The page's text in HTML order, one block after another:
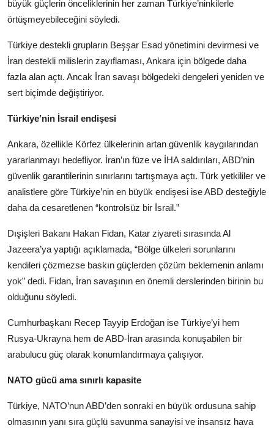
büyük güçlerin önceliklerinin her zaman Türkiye’ninkilerle
örtüşmeyebileceğini söyledi.
Türkiye destekli grupların Beşşar Esad yönetimini devirmesi ve
İran destekli milislerin zayıflaması, Ankara için bölgede daha
fazla alan açtı. Ancak İran savaşı bölgedeki dengeleri yeniden ve
sert biçimde değiştiriyor.
Türkiye’nin İsrail endişesi
Ankara, özellikle Körfez ülkelerinin artan güvenlik kaygılarından
yararlanmayı hedefliyor. İran’ın füze ve İHA saldırıları, ABD’nin
güvenlik garantilerinin sınırlarını tartışmaya açtı. Türk yetkililer ve
analistlere göre Türkiye’nin en büyük endişesi ise ABD desteğiyle
daha da cesaretlenen “kontrolsüz bir İsrail.”
Dışişleri Bakanı Hakan Fidan, Katar ziyareti sırasında Al
Jazeera’ya yaptığı açıklamada, “Bölge ülkeleri sorunlarını
kendileri çözmezse baskın güçlerden çözüm beklemenin anlamı
yok” dedi. Fidan, İran savaşının en önemli derslerinden birinin bu
olduğunu söyledi.
Cumhurbaşkanı Recep Tayyip Erdoğan ise Türkiye’yi hem
Rusya-Ukrayna hem de ABD-İran arasında konuşabilen bir
arabulucu güç olarak konumlandırmaya çalışıyor.
NATO gücü ama sınırlı kapasite
Türkiye, NATO’nun ABD’den sonraki en büyük ordusuna sahip
olmasının yanı sıra güçlü savunma sanayisi ve insansız hava